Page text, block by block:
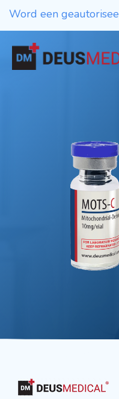
Word een